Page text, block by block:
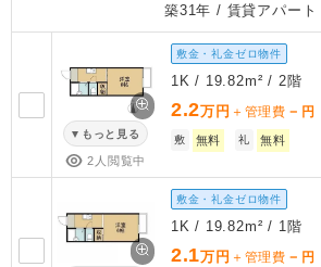
築31年 / 賃貸アパート
もっと見る
2人閲覧中
敷金・礼金ゼロ物件
1K / 19.82m² / 2階
2.2万円 ＋管理費 － 円
敷 無料 礼 無料
敷金・礼金ゼロ物件
1K / 19.82m² / 1階
2.1万円 ＋管理費 － 円